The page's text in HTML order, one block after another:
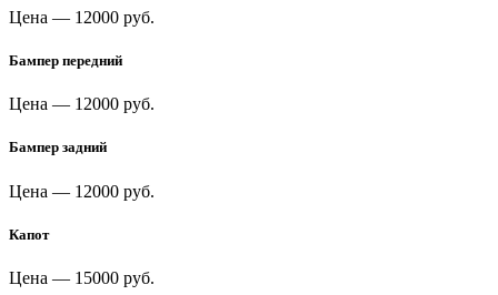
Цена — 12000 руб.
Бампер передний
Цена — 12000 руб.
Бампер задний
Цена — 12000 руб.
Капот
Цена — 15000 руб.